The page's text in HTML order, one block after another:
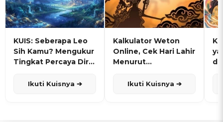
KUIS: Seberapa Leo
Sih Kamu? Mengukur
Tingkat Percaya Diri
Ikuti Kuisnya ➔
Kalkulator Weton
Online, Cek Hari Lahir
Menurut
Ikuti Kuisnya ➔